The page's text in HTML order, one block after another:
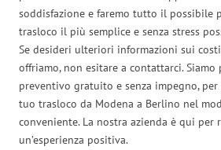
soddisfazione e faremo tutto il possibile
trasloco il più semplice e senza stress
Se desideri ulteriori informazioni sui
offriamo, non esitare a contattarci.
preventivo gratuito e senza impegno,
tuo trasloco da Modena a Berlino nel
conveniente. La nostra azienda è qui per
un’esperienza positiva.